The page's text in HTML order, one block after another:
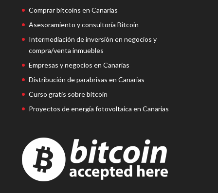
Comprar bitcoins en Canarias
Asesoramiento y consultoría Bitcoin
Intermediación de inversión en negocios y
compra/venta inmuebles
Empresas y negocios en Canarias
Distribución de parabrisas en Canarias
Curso gratis sobre bitcoin
Proyectos de energía fotovoltaica en Canarias